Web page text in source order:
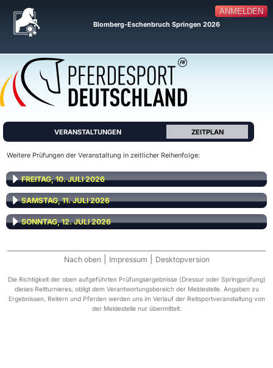
ANMELDEN
Blomberg-Eschenbruch Springen 2026
VERANSTALTUNGEN ZEITPLAN
Weitere Prüfungen der Veranstaltung in zeitlicher Reihenfolge:
FREITAG, 10. JULI 2026
SAMSTAG, 11. JULI 2026
SONNTAG, 12. JULI 2026
Nach oben Impressum Desktopversion
Die Richtigkeit der oben aufgeführten Prüfungsergebnisse (Dressur oder Springprüfung)
dieses Reitturnieres, obligt dem Verantwortungsbereich der Meldestelle. Angaben zu
Ergebnissen, Reitern und Pferden werden uns im Verlauf der Reitsportveranstaltung von
der Meldestelle nur übermittelt.